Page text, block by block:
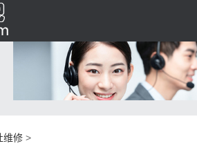
维修>